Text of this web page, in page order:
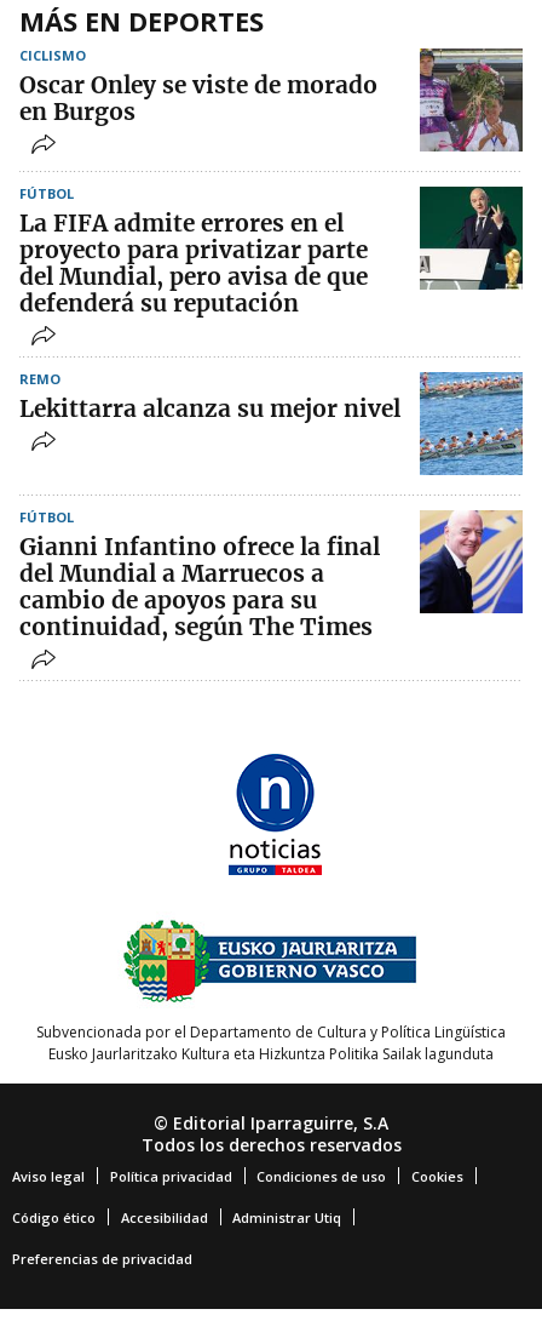
MÁS EN DEPORTES
CICLISMO
Oscar Onley se viste de morado
en Burgos
FÚTBOL
La FIFA admite errores en el
proyecto para privatizar parte
del Mundial, pero avisa de que
defenderá su reputación
REMO
Lekittarra alcanza su mejor nivel
FÚTBOL
Gianni Infantino ofrece la final
del Mundial a Marruecos a
cambio de apoyos para su
continuidad, según The Times
Subvencionada por el Departamento de Cultura y Política Lingüística
Eusko Jaurlaritzako Kultura eta Hizkuntza Politika Sailak lagunduta
© Editorial Iparraguirre, S.A
Todos los derechos reservados
Aviso legal Política privacidad Condiciones de uso Cookies
Código ético Accesibilidad Administrar Utiq
Preferencias de privacidad